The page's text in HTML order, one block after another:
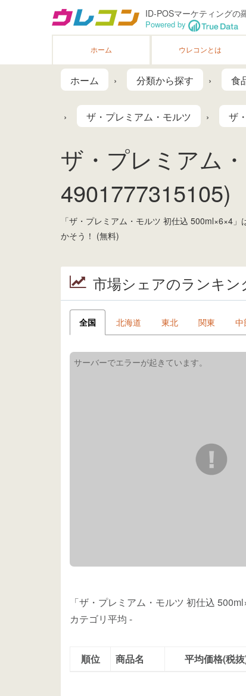
ID-POSマーケティングの
Powered by
ホーム ウレコンとは
ホーム 分類から探す 食
ザ・プレミアム・モルツ ザ
ザ・プレミアム
4901777315105)
「ザ・プレミアム・モルツ 初仕込 500ml×6×4
かそう！ (無料)
市場シェアのランキン
全国 北海道 東北 関東 中
「ザ・プレミアム・モルツ 初仕込
カテゴリ平均 -
順位 商品名 平均価格(税